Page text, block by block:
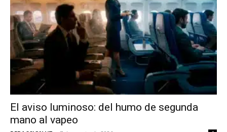
El aviso luminoso: del humo de segunda
mano al vapeo